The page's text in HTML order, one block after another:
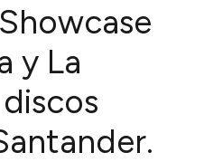
y La